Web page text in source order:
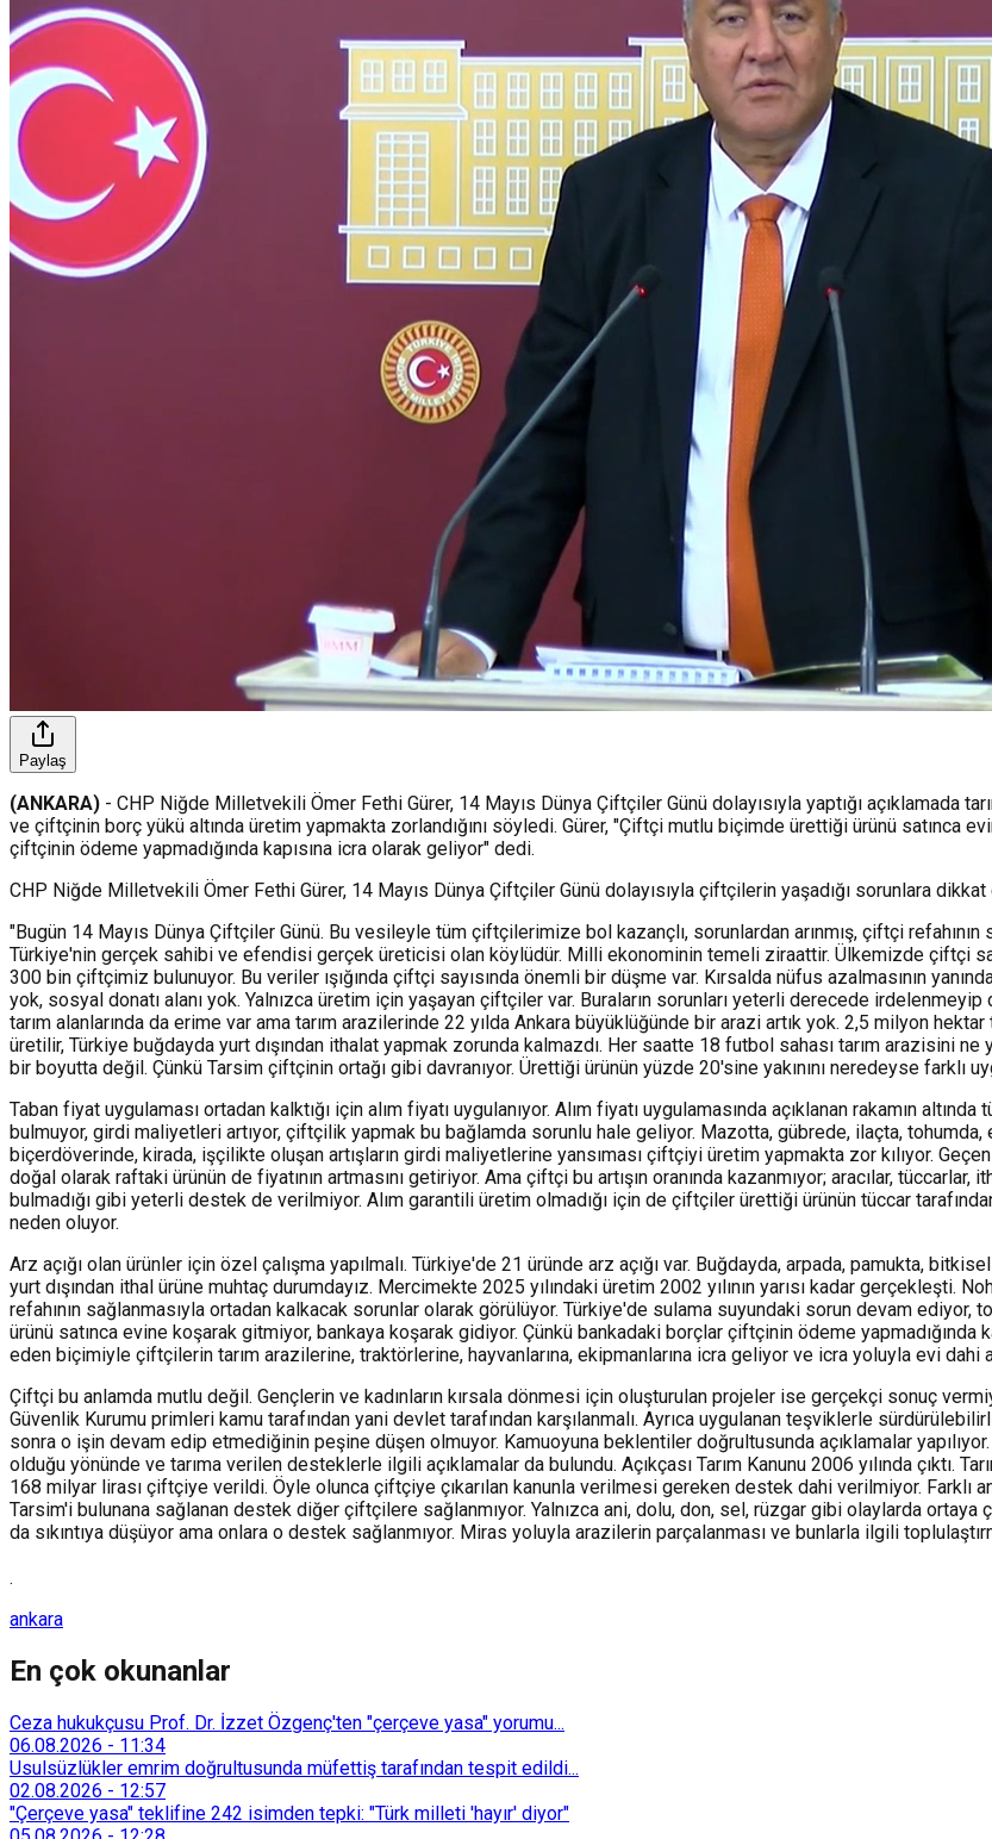
Paylaş
(ANKARA) - CHP Niğde Milletvekili Ömer Fethi Gürer, 14 Mayıs Dünya Çiftçiler Günü dolayısıyla yaptığı açıklamada
ve çiftçinin borç yükü altında üretim yapmakta zorlandığını söyledi. Gürer, "Çiftçi mutlu biçimde ürettiği ürünü satınca
çiftçinin ödeme yapmadığında kapısına icra olarak geliyor" dedi.
CHP Niğde Milletvekili Ömer Fethi Gürer, 14 Mayıs Dünya Çiftçiler Günü dolayısıyla çiftçilerin yaşadığı sorunlara
"Bugün 14 Mayıs Dünya Çiftçiler Günü. Bu vesileyle tüm çiftçilerimize bol kazançlı, sorunlardan arınmış, çiftçi
Türkiye'nin gerçek sahibi ve efendisi gerçek üreticisi olan köylüdür. Milli ekonominin temeli ziraattir. Ülkemizde çiftçi
300 bin çiftçimiz bulunuyor. Bu veriler ışığında çiftçi sayısında önemli bir düşme var. Kırsalda nüfus azalmasının
yok, sosyal donatı alanı yok. Yalnızca üretim için yaşayan çiftçiler var. Buraların sorunları yeterli derecede
tarım alanlarında da erime var ama tarım arazilerinde 22 yılda Ankara büyüklüğünde bir arazi artık yok. 2,5 milyon
üretilir, Türkiye buğdayda yurt dışından ithalat yapmak zorunda kalmazdı. Her saatte 18 futbol sahası tarım arazisini
bir boyutta değil. Çünkü Tarsim çiftçinin ortağı gibi davranıyor. Ürettiği ürünün yüzde 20'sine yakınını neredeyse farklı
Taban fiyat uygulaması ortadan kalktığı için alım fiyatı uygulanıyor. Alım fiyatı uygulamasında açıklanan rakamın
bulmuyor, girdi maliyetleri artıyor, çiftçilik yapmak bu bağlamda sorunlu hale geliyor. Mazotta, gübrede, ilaçta, tohumda,
biçerdöverinde, kirada, işçilikte oluşan artışların girdi maliyetlerine yansıması çiftçiyi üretim yapmakta zor kılıyor.
doğal olarak raftaki ürünün de fiyatının artmasını getiriyor. Ama çiftçi bu artışın oranında kazanmıyor; aracılar,
bulmadığı gibi yeterli destek de verilmiyor. Alım garantili üretim olmadığı için de çiftçiler ürettiği ürünün tüccar
neden oluyor.
Arz açığı olan ürünler için özel çalışma yapılmalı. Türkiye'de 21 üründe arz açığı var. Buğdayda, arpada, pamukta,
yurt dışından ithal ürüne muhtaç durumdayız. Mercimekte 2025 yılındaki üretim 2002 yılının yarısı kadar gerçekleşti.
refahının sağlanmasıyla ortadan kalkacak sorunlar olarak görülüyor. Türkiye'de sulama suyundaki sorun devam
ürünü satınca evine koşarak gitmiyor, bankaya koşarak gidiyor. Çünkü bankadaki borçlar çiftçinin ödeme yapmadığında
eden biçimiyle çiftçilerin tarım arazilerine, traktörlerine, hayvanlarına, ekipmanlarına icra geliyor ve icra yoluyla evi
Çiftçi bu anlamda mutlu değil. Gençlerin ve kadınların kırsala dönmesi için oluşturulan projeler ise gerçekçi sonuç
Güvenlik Kurumu primleri kamu tarafından yani devlet tarafından karşılanmalı. Ayrıca uygulanan teşviklerle
sonra o işin devam edip etmediğinin peşine düşen olmuyor. Kamuoyuna beklentiler doğrultusunda açıklamalar
olduğu yönünde ve tarıma verilen desteklerle ilgili açıklamalar da bulundu. Açıkçası Tarım Kanunu 2006 yılında çıktı.
168 milyar lirası çiftçiye verildi. Öyle olunca çiftçiye çıkarılan kanunla verilmesi gereken destek dahi verilmiyor.
Tarsim'i bulunana sağlanan destek diğer çiftçilere sağlanmıyor. Yalnızca ani, dolu, don, sel, rüzgar gibi olaylarda ortaya
da sıkıntıya düşüyor ama onlara o destek sağlanmıyor. Miras yoluyla arazilerin parçalanması ve bunlarla ilgili
.
ankara
En çok okunanlar
Ceza hukukçusu Prof. Dr. İzzet Özgenç'ten "çerçeve yasa" yorumu...
06.08.2026 - 11:34
Usulsüzlükler emrim doğrultusunda müfettiş tarafından tespit edildi...
02.08.2026 - 12:57
"Çerçeve yasa" teklifine 242 isimden tepki: "Türk milleti 'hayır' diyor"